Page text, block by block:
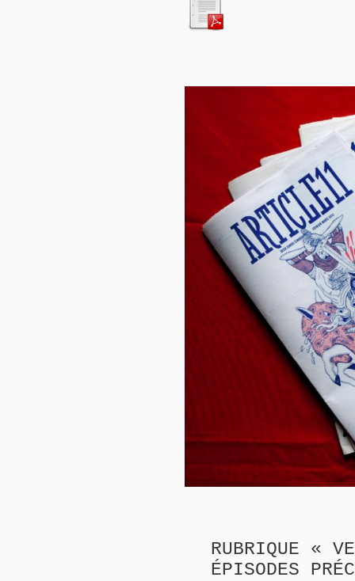
RUBRIQUE «
ÉPISODES